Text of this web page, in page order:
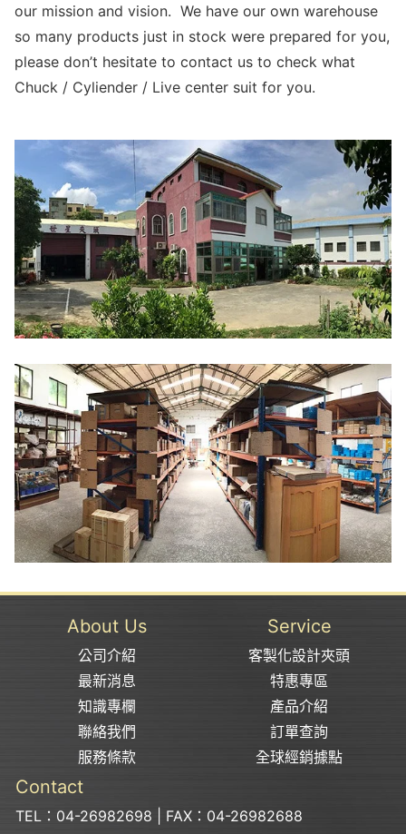
our mission and vision. We have our own warehouse
so many products just in stock were prepared for you,
please don’t hesitate to contact us to check what
Chuck / Cyliender / Live center suit for you.
About Us
公司介紹
最新消息
知識專欄
聯絡我們
服務條款
Service
客製化設計夾頭
特惠專區
產品介紹
訂單查詢
全球經銷據點
Contact
TEL：04-26982698 | FAX：04-26982688